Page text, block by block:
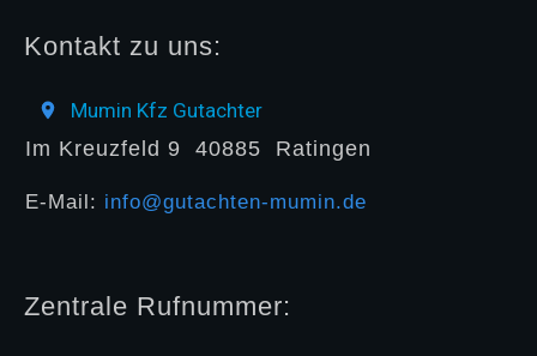
Kontakt zu uns:
Mumin Kfz Gutachter
Im Kreuzfeld 9 40885 Ratingen
E-Mail: info@gutachten-mumin.de
Zentrale Rufnummer: